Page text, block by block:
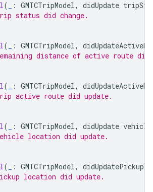
( : GMTCTripModel, didUpdate
status did change.
( : GMTCTripModel,
distance of active route did
( : GMTCTripModel,
active route did update.
( : GMTCTripModel, didUpdate
location did update.
( : GMTCTripModel,
location did update.